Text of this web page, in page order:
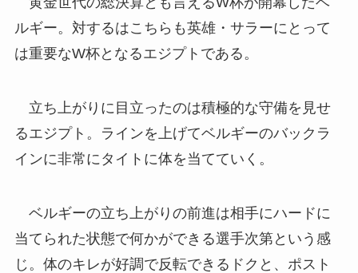
ルギー。対するはこちらも英雄・サラーにとって
は重要なW杯となるエジプトである。
立ち上がりに目立ったのは積極的な守備を見せ
るエジプト。ラインを上げてベルギーのバックラ
インに非常にタイトに体を当てていく。
ベルギーの立ち上がりの前進は相手にハードに
当てられた状態で何かができる選手次第という感
じ。体のキレが好調で反転できるドクと、ポスト